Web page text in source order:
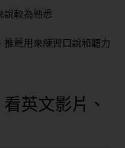
說較為熟悉
薦用來練習口說和聽力
英文影片、